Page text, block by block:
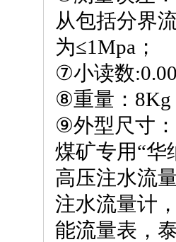
从包括分界
为≤1Mpa；
⑦小读数
⑧重量：8Kg
⑨外型尺寸：
煤矿专用“华
高压注水流
注水流量计
能流量表，